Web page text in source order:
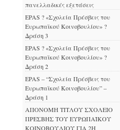
πανελλαδικές εξετάσεις
EPAS ? «Σχολεία Πρέσβεις του
Ευρωπαϊκού Κοινοβουλίου» ?
Δράση 3
EPAS ? «Σχολεία Πρέσβεις του
Ευρωπαϊκού Κοινοβουλίου» ?
Δράση 2
EPAS – “Σχολεία Πρέσβεις του
Ευρωπαϊκού Κοινοβουλίου” –
Δράση 1
ΑΠΟΝΟΜΗ ΤΙΤΛΟΥ ΣΧΟΛΕΙΟ
ΠΡΕΣΒΗΣ ΤΟΥ ΕΥΡΩΠΑΪΚΟΥ
ΚΟΙΝΟΒΟΥΛΙΟΥ ΓΙΑ 2Η